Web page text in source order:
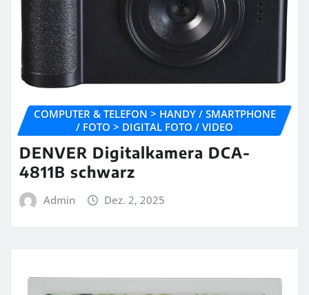
COMPUTER & TELEFON > HANDY / SMARTPHONE
/ FOTO > DIGITAL FOTO / VIDEO
DENVER Digitalkamera DCA-
4811B schwarz
Admin Dez. 2, 2025